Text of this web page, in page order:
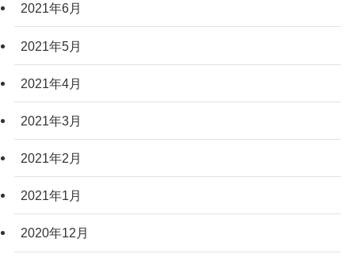
2021年6月
2021年5月
2021年4月
2021年3月
2021年2月
2021年1月
2020年12月